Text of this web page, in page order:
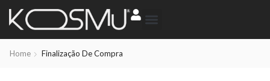
Home Finalização De Compra